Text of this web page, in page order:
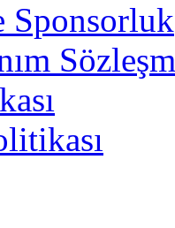
Sponsorluk